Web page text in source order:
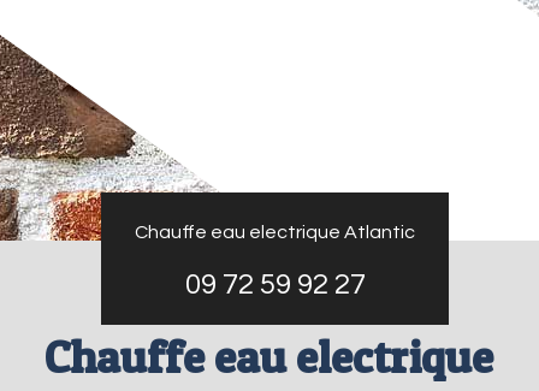
Chauffe eau electrique Atlantic
09 72 59 92 27
Chauffe eau electrique